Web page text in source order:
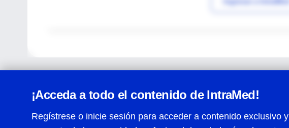
¡Acceda a todo el contenido de IntraMed!
Regístrese o inicie sesión para acceder a contenido exclusivo y